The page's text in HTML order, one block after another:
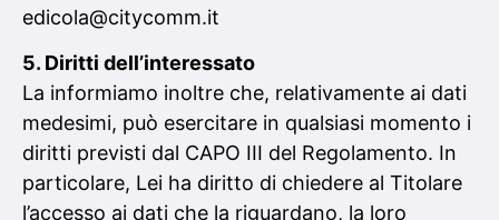
edicola@citycomm.it
5. Diritti dell’interessato
La informiamo inoltre che, relativamente ai dati
medesimi, può esercitare in qualsiasi momento i
diritti previsti dal CAPO III del Regolamento. In
particolare, Lei ha diritto di chiedere al Titolare
l’accesso ai dati che la riguardano, la loro